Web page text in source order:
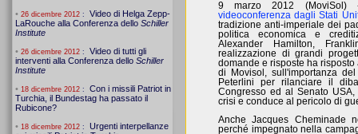
9 marzo 2012 (MoviSol)
videoconferenza dagli Stati
tradizione anti-imperiale dei
politica economica e
Alexander Hamilton,
realizzazione di grandi
domande e risposte ha
di Movisol, sull'importanza
Peterlini per rilanciare il
Congresso ed al Senato
crisi e conduce al pericolo di
Anche Jacques Cheminade
perché impegnato nella